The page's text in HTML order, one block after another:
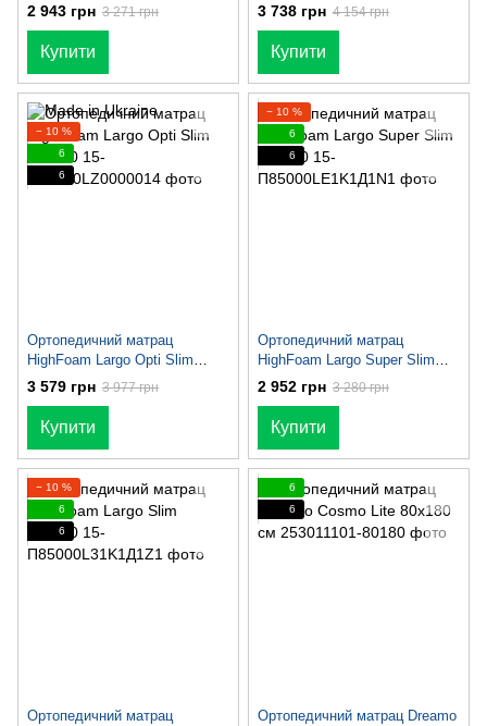
2 943 грн 3 271 грн
Купити
3 738 грн 4 154 грн
Купити
− 10 %
6
6
Ортопедичний матрац
HighFoam Largo Opti Slim
80х180
3 579 грн 3 977 грн
Купити
− 10 %
6
6
Ортопедичний матрац
HighFoam Largo Super Slim
80x180
2 952 грн 3 280 грн
Купити
− 10 %
6
6
Ортопедичний матрац
6
6
Ортопедичний матрац Dreamo